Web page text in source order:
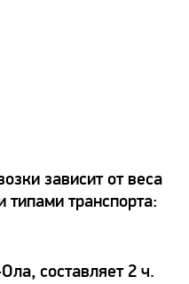
зависит от веса
транспорта:
составляет 2 ч.